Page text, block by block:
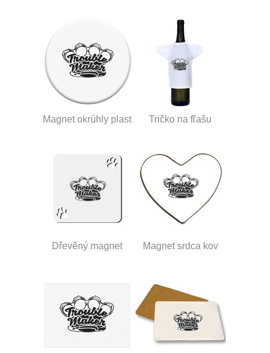
Magnet okrúhly plast Tričko na fľašu
Dřevěný magnet Magnet srdca kov